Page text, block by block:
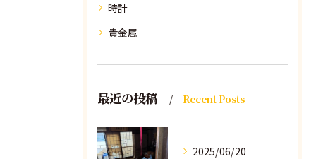
時計
貴金属
最近の投稿 Recent Posts
2025/06/20